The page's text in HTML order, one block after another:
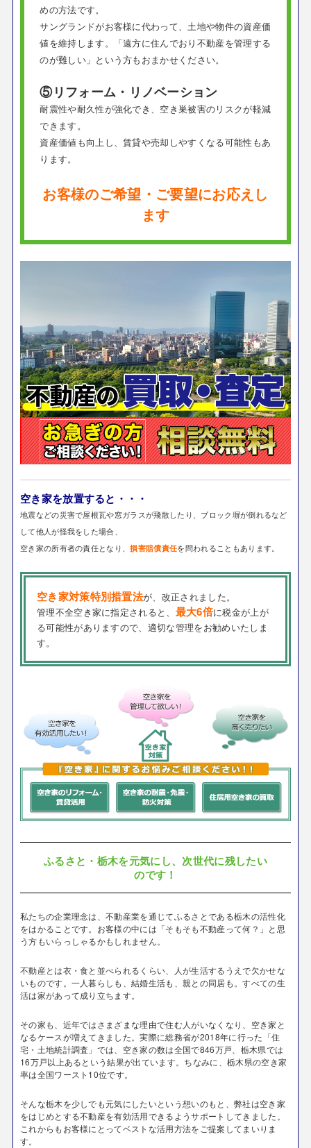
めの方法です。
サングランドがお客様に代わって、土地や物件の資産価
値を維持します。「遠方に住んでおり不動産を管理する
のが難しい」という方もおまかせください。
⑤リフォーム・リノベーション
耐震性や耐久性が強化でき、空き巣被害のリスクが軽減
できます。
資産価値も向上し、賃貸や売却しやすくなる可能性もあ
ります。
お客様のご希望・ご要望にお応えし
ます
空き家を放置すると・・・
地震などの災害で屋根瓦や窓ガラスが飛散したり、ブロック塀が倒れるなど
して他人が怪我をした場合、
空き家の所有者の責任となり、損害賠償責任を問われることもあります。
空き家対策特別措置法が、改正されました。
管理不全空き家に指定されると、 最大6倍に税金が上が
る可能性がありますので、適切な管理をお勧めいたしま
す。
ふるさと・栃木を元気にし、次世代に残したい
のです！
私たちの企業理念は、不動産業を通じてふるさとである栃木の活性化
をはかることです。お客様の中には「そもそも不動産って何？」と思
う方もいらっしゃるかもしれません。
不動産とは衣・食と並べられるくらい、人が生活するうえで欠かせな
いものです。一人暮らしも、結婚生活も、親との同居も。すべての生
活は家があって成り立ちます。
その家も、近年ではさまざまな理由で住む人がいなくなり、空き家と
なるケースが増えてきました。実際に総務省が2018年に行った「住
宅・土地統計調査」では、空き家の数は全国で846万戸、栃木県では
16万戸以上あるという結果が出ています。ちなみに、栃木県の空き家
率は全国ワースト10位です。
そんな栃木を少しでも元気にしたいという想いのもと、弊社は空き家
をはじめとする不動産を有効活用できるようサポートしてきました。
これからもお客様にとってベストな活用方法をご提案してまいりま
す。